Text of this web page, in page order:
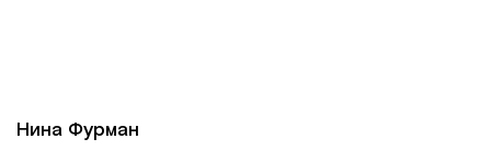
Нина Фурман